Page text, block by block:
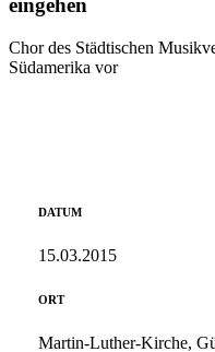
eingehen
Chor des Städtischen
Südamerika vor
DATUM
15.03.2015
ORT
Martin-Luther-Kirche,